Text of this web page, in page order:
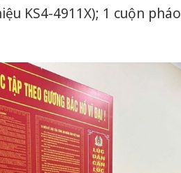
KS4-4911X); 1 cuộn